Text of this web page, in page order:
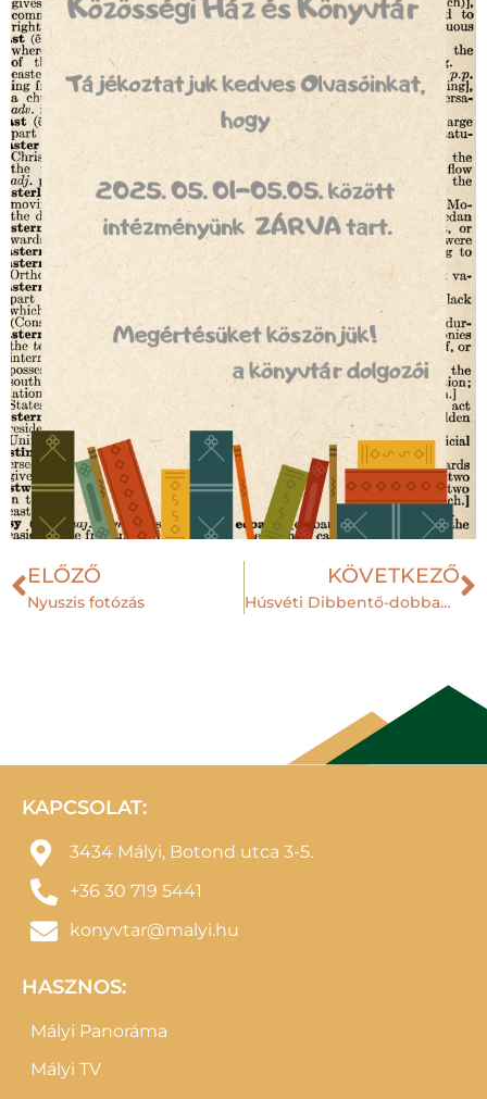
ELŐZŐ
Nyuszis fotózás
KÖVETKEZŐ
Húsvéti Dibbentő-dobbantó foglalkozás
KAPCSOLAT:
3434 Mályi, Botond utca 3-5.
+36 30 719 5441
konyvtar@malyi.hu
HASZNOS:
Mályi Panoráma
Mályi TV